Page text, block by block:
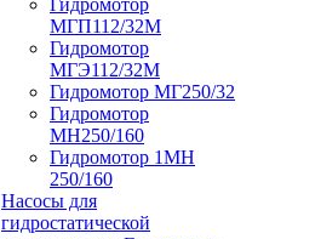
Гидромотор
МГП112/32М
Гидромотор
МГЭ112/32M
Гидромотор МГ250/32
Гидромотор
МН250/160
Гидромотор 1МН
250/160
Насосы для
гидростатической